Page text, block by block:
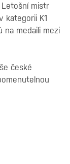
Letošní mistr
kategorii K1
na medaili mezi
české